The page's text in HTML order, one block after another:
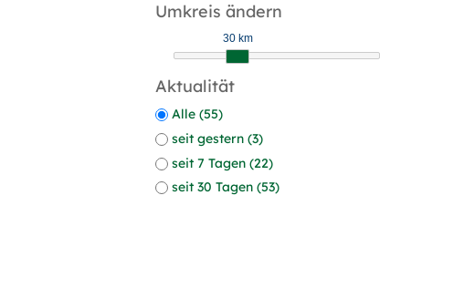
Umkreis ändern
30 km
Aktualität
Alle (55)
seit gestern (3)
seit 7 Tagen (22)
seit 30 Tagen (53)